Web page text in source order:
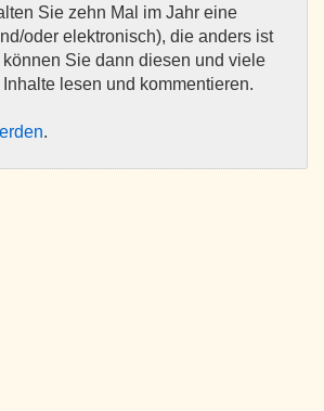
Sie zehn Mal im Jahr eine
oder elektronisch), die anders ist
Sie dann diesen und viele
lesen und kommentieren.
.